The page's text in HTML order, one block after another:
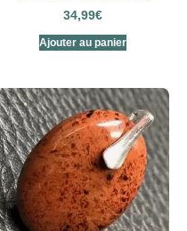
34,99€
Ajouter au panier